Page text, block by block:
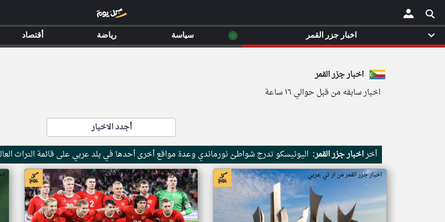
×
اخبار جزر القمر
اخبار سابقه من قبل حوالي ١٦ ساعة
أجدد الاخبار
أخراخبار جزر القمر: اليونيسكو تدرج شواطئ نورماندي وعدة مواقع أخرى أحدها في بلد عربي على قائمة التراث
اخبار جزر القمر من ار تي عربي اخبار جزر القمر من ار تي عربي
اخبار جزر القمر ◉ سياسة رياضة أقتصاد